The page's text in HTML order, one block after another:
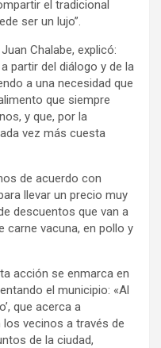
el tradicional
ser un lujo”.
Chalabe, explicó:
partir del diálogo y de la
a una necesidad que
que siempre
y que, por la
vez más cuesta
de acuerdo con
llevar un precio muy
descuentos que van a
carne vacuna, en pollo y
acción se enmarca en
el municipio: «Al
que acerca a
vecinos a través de
de la ciudad,